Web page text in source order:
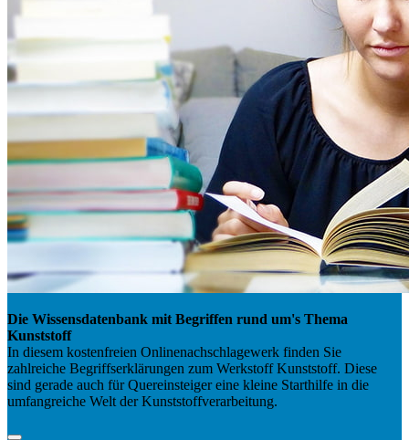
Die Wissensdatenbank mit Begriffen rund um's Thema
Kunststoff
In diesem kostenfreien Onlinenachschlagewerk finden Sie
zahlreiche Begriffserklärungen zum Werkstoff Kunststoff. Diese
sind gerade auch für Quereinsteiger eine kleine Starthilfe in die
umfangreiche Welt der Kunststoffverarbeitung.